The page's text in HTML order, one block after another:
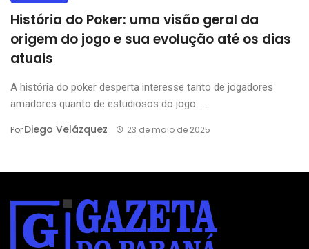
História do Poker: uma visão geral da
origem do jogo e sua evolução até os dias
atuais
A história do poker desperta interesse tanto de jogadores
amadores quanto de estudiosos do jogo. ...
PorDiego Velázquez 23 de maio de 2025